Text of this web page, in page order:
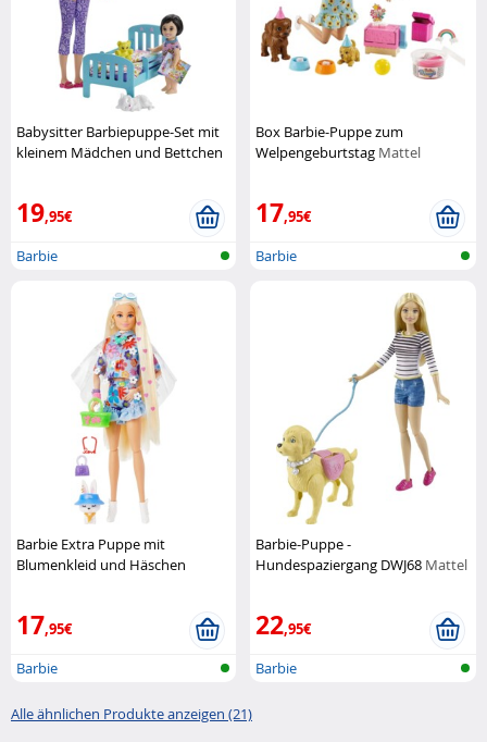
Babysitter Barbiepuppe-Set mit
kleinem Mädchen und Bettchen
19,95€
Barbie
Box Barbie-Puppe zum
Welpengeburtstag Mattel
17,95€
Barbie
Barbie Extra Puppe mit
Blumenkleid und Häschen
17,95€
Barbie
Barbie-Puppe -
Hundespaziergang DWJ68 Mattel
22,95€
Barbie
Alle ähnlichen Produkte anzeigen (21)